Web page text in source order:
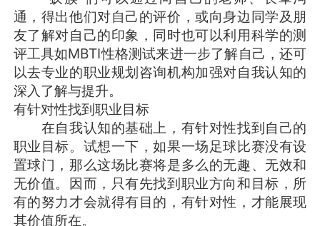
通，得出他们对自己的评价，或向身边同学及朋
友了解对自己的印象，同时也可以利用科学的测
评工具如MBTI性格测试来进一步了解自己，还可
以去专业的职业规划咨询机构加强对自我认知的
深入了解与提升。
有针对性找到职业目标
在自我认知的基础上，有针对性找到自己的
职业目标。试想一下，如果一场足球比赛没有设
置球门，那么这场比赛将是多么的无趣、无效和
无价值。因而，只有先找到职业方向和目标，所
有的努力才会就得有目的，有针对性，才能展现
其价值所在。